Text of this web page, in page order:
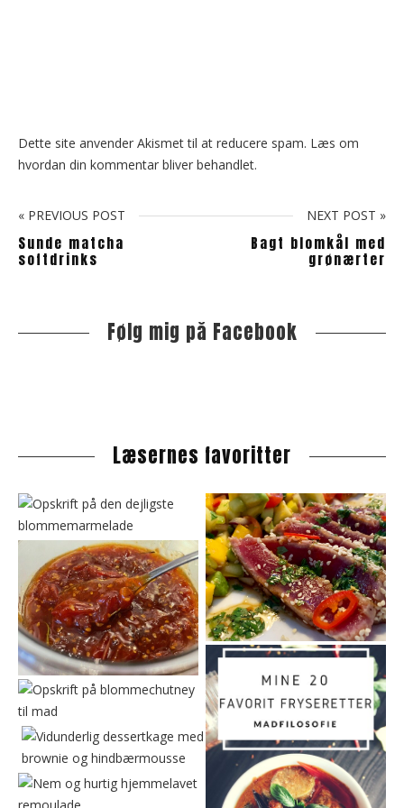
Dette site anvender Akismet til at reducere spam. Læs om
hvordan din kommentar bliver behandlet.
« PREVIOUS POST
Sunde matcha
softdrinks
NEXT POST »
Bagt blomkål med
grønærter
S
i
e
b
a
Følg mig på Facebook
Læsernes favoritter